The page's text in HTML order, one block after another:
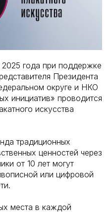
года при поддержке
Президента
округе и НКО
инициатив» проводится
искусства
традиционных
ценностей через
от 10 лет могут
или цифровой
места в каждой